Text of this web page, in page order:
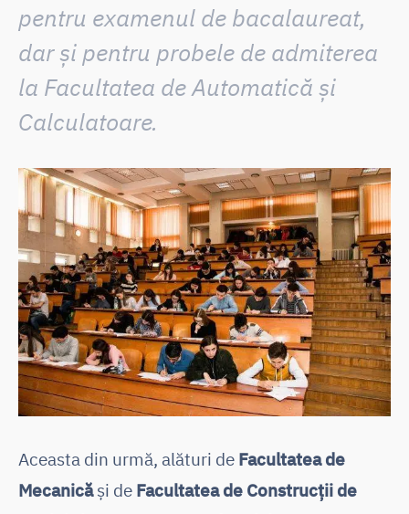
pentru examenul de bacalaureat,
dar și pentru probele de admiterea
la Facultatea de Automatică și
Calculatoare.
Aceasta din urmă, alături de Facultatea de
Mecanicăși de Facultatea de Construcții de